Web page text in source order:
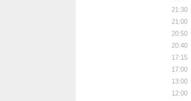
21:30
21:00
20:50
20:40
17:15
17:00
13:00
12:00